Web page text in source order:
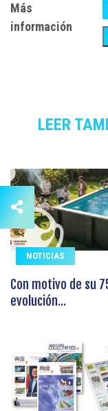
Más
información
LEER
NOTICIAS
Con motivo de su
evolución...